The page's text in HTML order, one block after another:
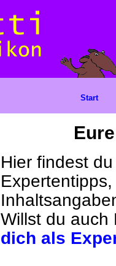
Hier findest
Willst du
dich als
Start